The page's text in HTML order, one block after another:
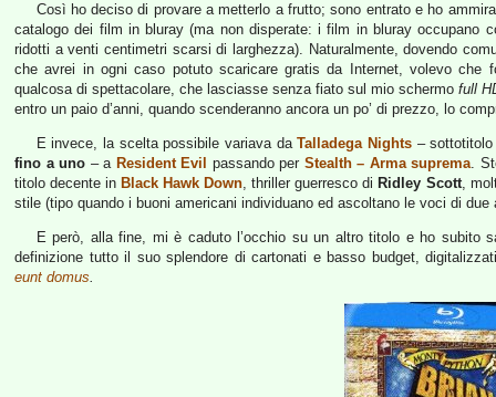
Così ho deciso di provare a metterlo a frutto; sono entrato e ho
catalogo dei film in bluray (ma non disperate: i film in bluray occupano
ridotti a venti centimetri scarsi di larghezza). Naturalmente, dovendo
che avrei in ogni caso potuto scaricare gratis da Internet, volevo che
qualcosa di spettacolare, che lasciasse senza fiato sul mio schermofull
entro un paio d’anni, quando scenderanno ancora un po’ di prezzo, lo
E invece, la scelta possibile variava daTalladega Nights–
fino a uno – a Resident Evil passando per Stealth – Arma suprema.
titolo decente in Black Hawk Down, thriller guerresco di Ridley Scott,
stile (tipo quando i buoni americani individuano ed ascoltano le voci di
E però, alla fine, mi è caduto l’occhio su un altro titolo e ho subito
definizione tutto il suo splendore di cartonati e basso budget,
eunt domus.